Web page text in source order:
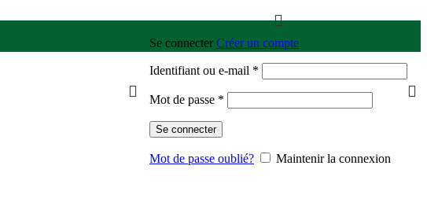
Se connecter Créer un compte
Identifiant ou e-mail *
Mot de passe *
Se connecter
Mot de passe oublié? Maintenir la connexion